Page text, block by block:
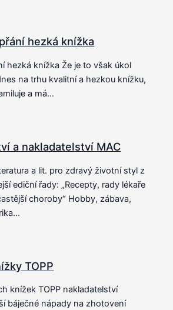
hezká knížka
hezká knížka Že je to však úkol
na trhu kvalitní a hezkou knížku,
a má…
a nakladatelství MAC
a lit. pro zdravý životní styl z
ediční řady: „Recepty, rady lékaře
choroby“ Hobby, zábava,
TOPP
knížek TOPP nakladatelství
báječné nápady na zhotovení